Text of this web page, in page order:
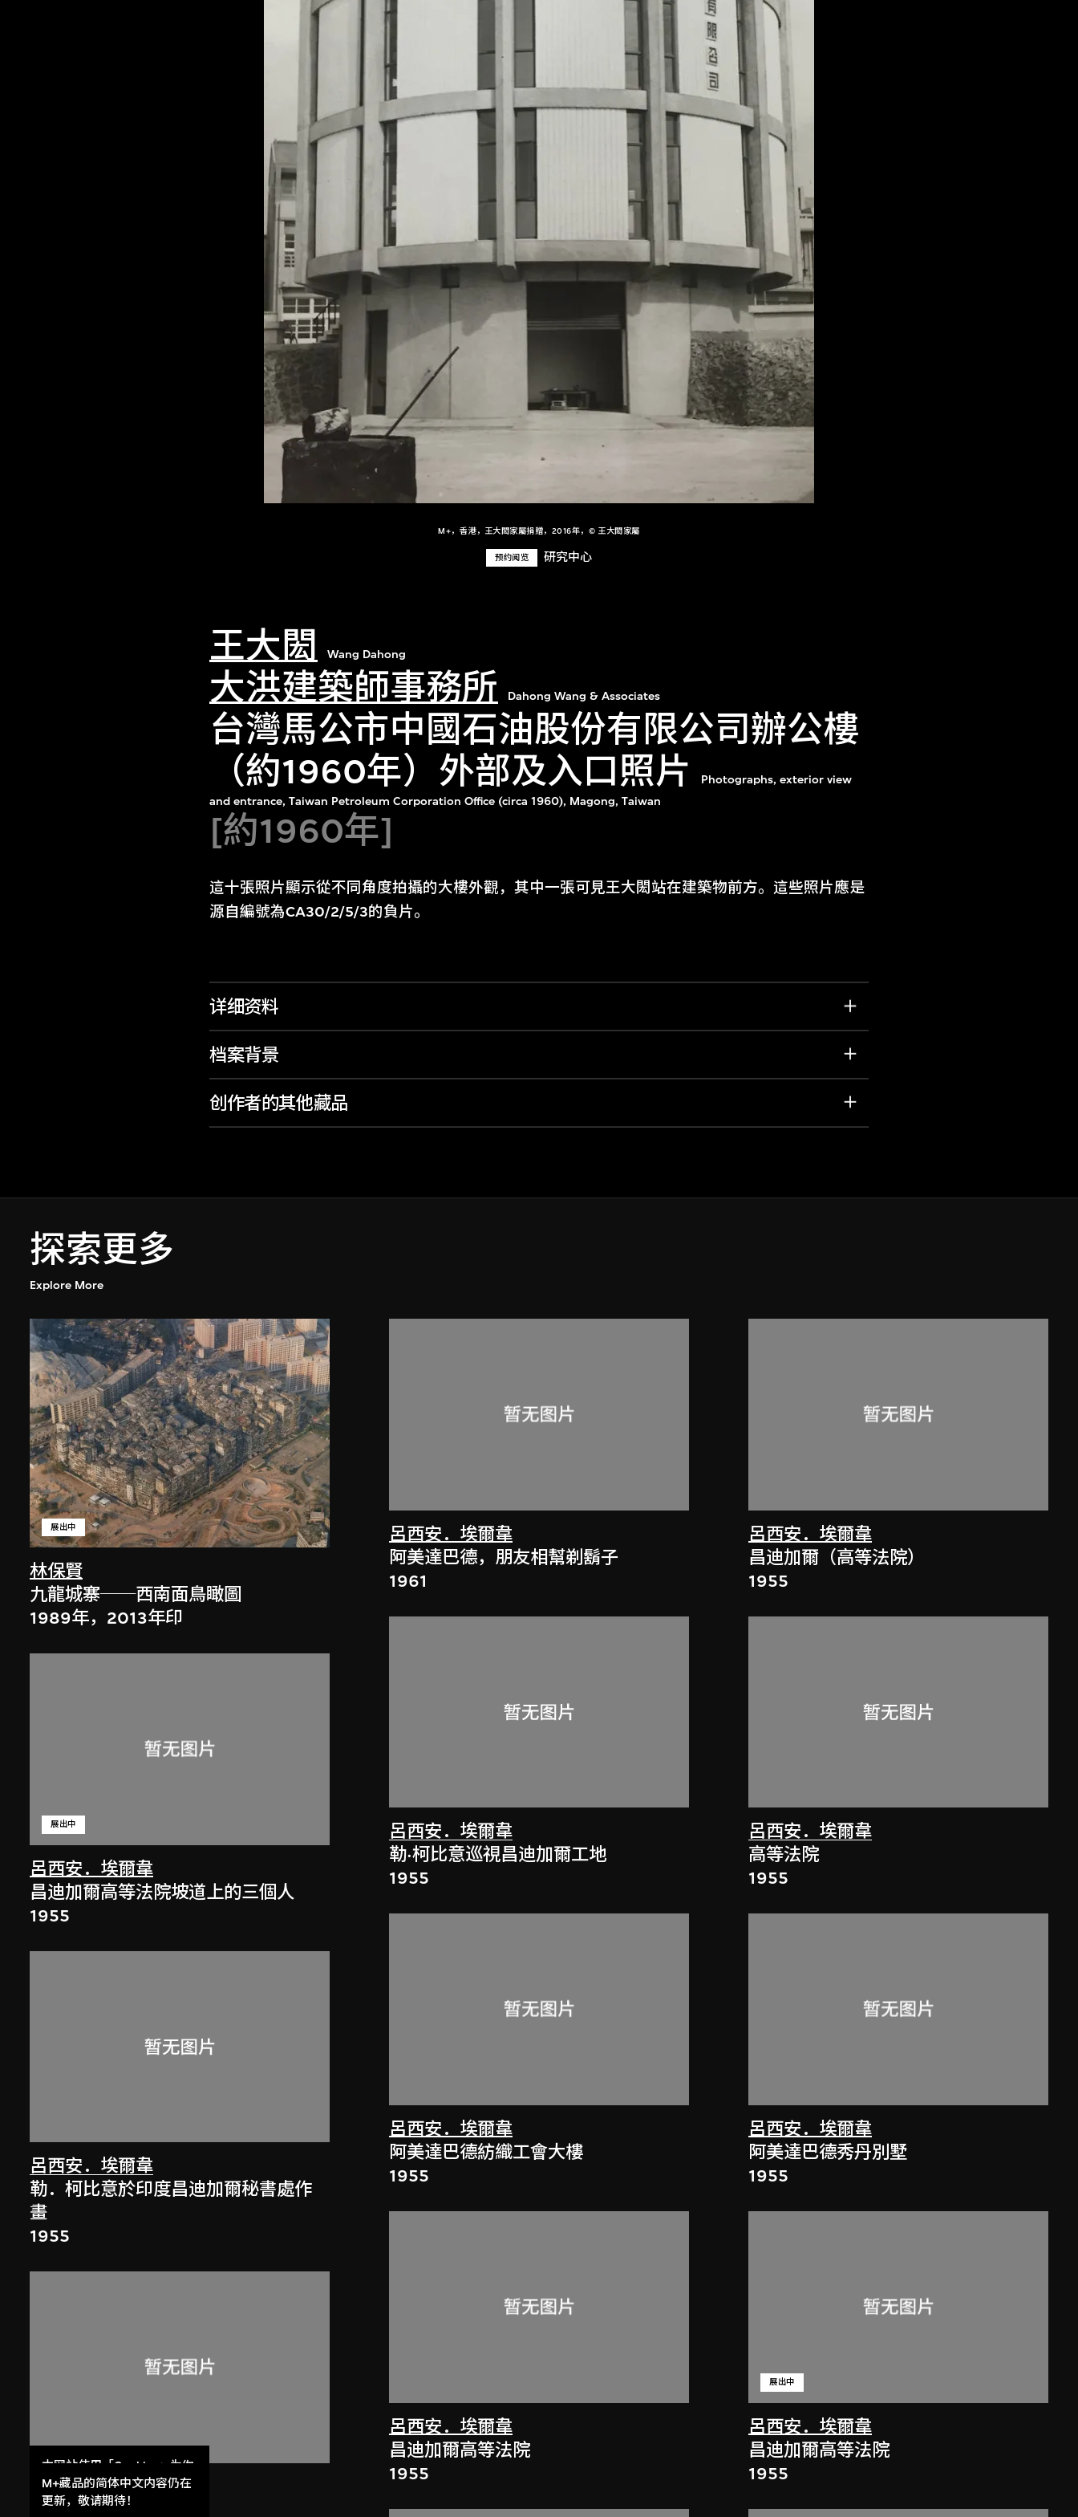
M+，香港，王大閎家屬捐贈，2016年，© 王大閎家屬
预约阅览 研究中心
王大閎 Wang Dahong
大洪建築師事務所 Dahong Wang & Associates
台灣馬公市中國石油股份有限公司辦公樓
（約1960年）外部及入口照片
Photographs, exterior view
and entrance, Taiwan Petroleum Corporation Office (circa 1960), Magong, Taiwan
[約1960年]
這十張照片顯示從不同角度拍攝的大樓外觀，其中一張可見王大閎站在建築物前方。這些照片應是
源自編號為CA30/2/5/3的負片。
详细资料
档案背景
创作者的其他藏品
探索更多
Explore More
林保賢
展出中
九龍城寨──西南面鳥瞰圖
1989年，2013年印
呂西安．埃爾韋
展出中
昌迪加爾高等法院坡道上的三個人
1955
呂西安．埃爾韋
勒．柯比意於印度昌迪加爾秘書處作
畫
1955
呂西安．埃爾韋
昌迪加爾高等法院
呂西安．埃爾韋
阿美達巴德，朋友相幫剃鬍子
1961
呂西安．埃爾韋
勒·柯比意巡視昌迪加爾工地
1955
呂西安．埃爾韋
阿美達巴德紡織工會大樓
1955
呂西安．埃爾韋
昌迪加爾高等法院
1955
呂西安．埃爾韋
昌迪加爾（高等法院）
1955
呂西安．埃爾韋
高等法院
1955
呂西安．埃爾韋
阿美達巴德秀丹別墅
1955
呂西安．埃爾韋
展出中
昌迪加爾高等法院
1955
本网站使用「Cookies」为你
提供最好的网站体验。
了解更多
M+藏品的简体中文内容仍在
更新，敬请期待！